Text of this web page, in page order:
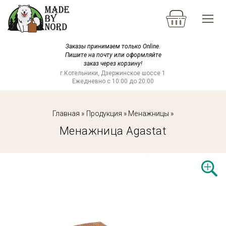
Заказы принимаем только Online.
Пишите на почту или оформляйте
заказ через корзину!
г.Котельники, Дзержинское шоссе 1
Ежедневно с 10:00 до 20:00
Главная » Продукция » Менажницы »
Менажница Agastat